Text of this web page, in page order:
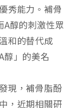
秀能力。補骨
A醇的刺激性眾
和的替代成
醇」的美名
現，補骨脂酚
，近期相關研